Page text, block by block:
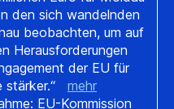
den sich wandelnden
beobachten, um auf
Herausforderungen
der EU für
stärker.“ mehr
EU-Kommission